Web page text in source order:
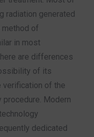
radiation generated
method of
in most
are differences
of its
verification of the
Modern
dedicated